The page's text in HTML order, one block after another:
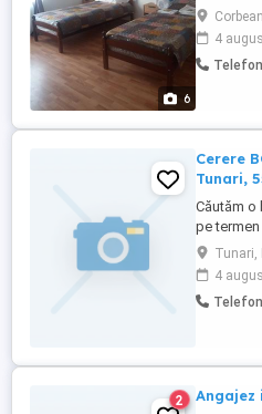
6
bancile
noastre.
prima zi,
4
Cerere
Tunari,
Căutăm o
pe
real
copiilor
Criterii
bonă
Tunari,
4
2 Angajez